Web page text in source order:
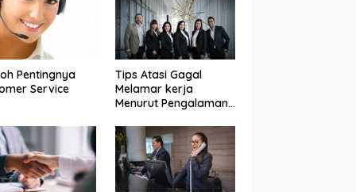
Pentingnya
Service
Tips Atasi Gagal
Melamar kerja
Menurut Pengalaman